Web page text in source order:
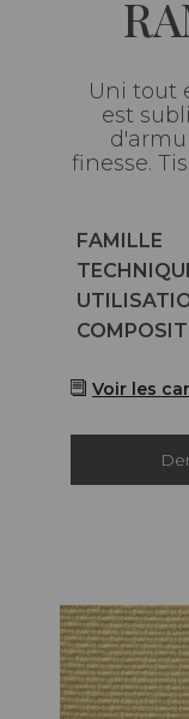
Uni tout
est
finesse.
FAMILLE
Voir les